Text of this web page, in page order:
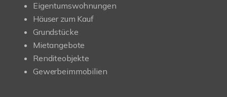
Eigentumswohnungen
Häuser zum Kauf
Grundstücke
Mietangebote
Renditeobjekte
Gewerbeimmobilien